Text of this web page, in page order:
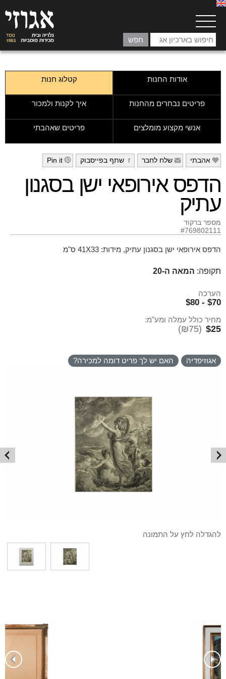
אודות החנות קטלוג חנות
פריטים נבחרים מהחנות איך לקנות ולמכור
אנשי מקצוע מומלצים פריטים שאהבתי
e אהבתי f שלח לחבר g שתף בפייסבוק h
Pin it
הדפס אירופאי ישן בסגנון
עתיק
מספר ברקוד
#769802111
הדפס אירופאי ישן בסגנון עתיק, מידות: 41X33 ס"מ
תקופה: המאה ה-20
הערכה
$70 - $80
מחיר כולל עמלה ומע"מ:
$25
(₪75)
אגוזיפדיה האם יש לך פריט דומה למכירה?
להגדלה לחץ על התמונה